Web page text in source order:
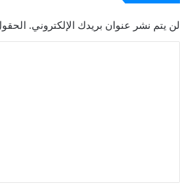
لن يتم نشر عنوان بريدك الإلكتروني.